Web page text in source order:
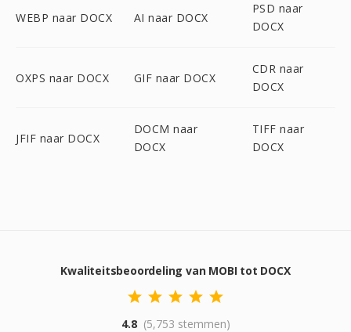
WEBP naar DOCX AI naar DOCX
PSD naar
DOCX
OXPS naar DOCX GIF naar DOCX
CDR naar
DOCX
JFIF naar DOCX
DOCM naar
DOCX
TIFF naar
DOCX
Kwaliteitsbeoordeling van MOBI tot DOCX
4.8 (5,753 stemmen)